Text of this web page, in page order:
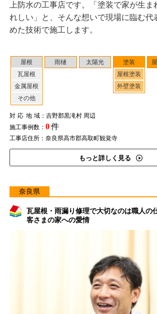
屋根
瓦屋根
金属屋根
その他
雨樋 太陽光
塗装
屋根塗装
外壁塗装
対応地域：吉野郡黒滝村 周辺
施工事例数： 0件
工事店住所：奈良県高市郡高取町観覚寺
もっと詳しく見る
上防水の工事店です。「塗装で家が生ま
れしい」と、そんな想いで現場に臨む代
めた技術で施工します。
奈良県
瓦屋根・雨漏り修理で大切なのは職人の
客さまの家への愛情